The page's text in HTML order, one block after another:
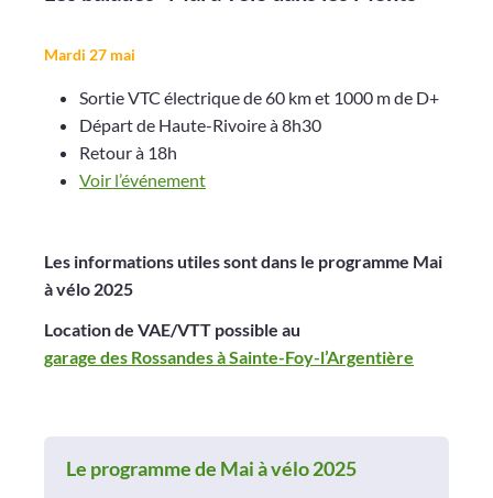
Mardi 27 mai
Sortie VTC électrique de 60 km et 1000 m de D+
Départ de Haute-Rivoire à 8h30
Retour à 18h
Voir l’événement
Les informations utiles sont dans le programme Mai
à vélo 2025
Location de VAE/VTT possible au
garage des Rossandes à Sainte-Foy-l’Argentière
Le programme de Mai à vélo 2025